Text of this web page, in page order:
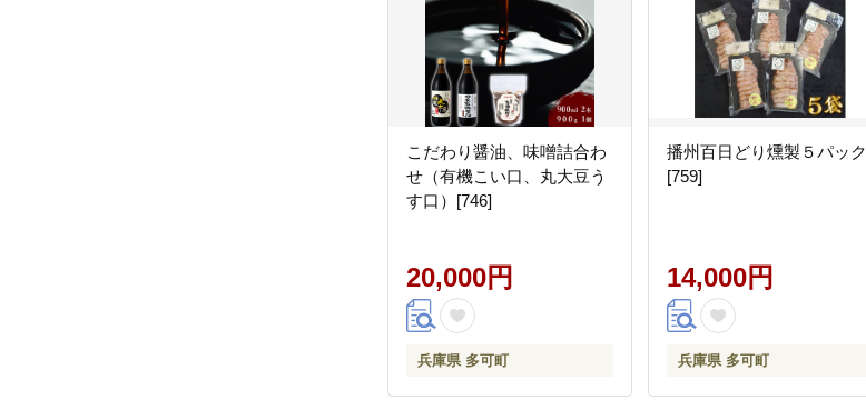
こだわり醤油、味噌詰合わ
せ（有機こい口、丸大豆う
す口）[746]
20,000円
兵庫県 多可町
播州百日どり燻製５パック
[759]
14,000円
兵庫県 多可町